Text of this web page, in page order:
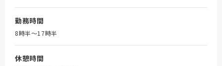
勤務時間
8時半～17時半
休憩時間